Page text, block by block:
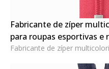
Fabricante de zíper
para roupas esportivas e
Fabricante de zíper